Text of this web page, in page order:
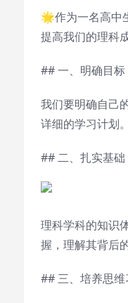
🌟作为一名高中
提高我们的理科
## 一、明确目
我们要明确自己
详细的学习计划
## 二、扎实基
理科学科的知识
握，理解其背后
## 三、培养思